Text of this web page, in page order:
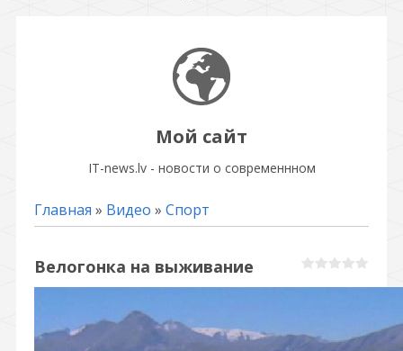
Мой сайт
IT-news.lv - новости о современнном
Главная » Видео » Спорт
Велогонка на выживание